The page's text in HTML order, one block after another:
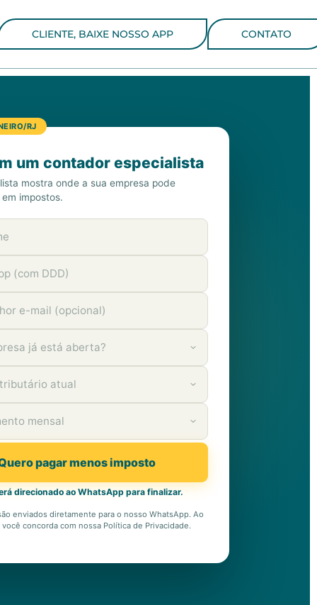
CLIENTE, BAIXE NOSSO APP CONTATO
RJ
um contador especialista
mostra onde a sua empresa pode
impostos.
pagar menos imposto
direcionado ao WhatsApp para finalizar.
enviados diretamente para o nosso WhatsApp. Ao
concorda com nossa Política de Privacidade.